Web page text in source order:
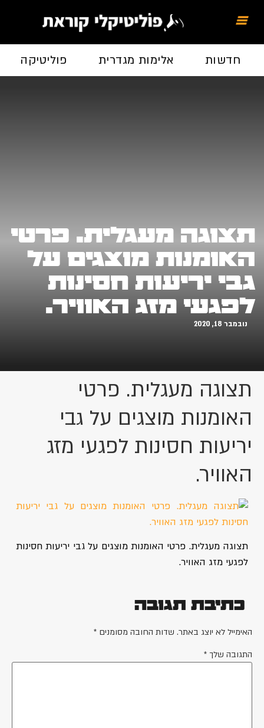
חדשות אלימות מגדרית פוליטיקה
תצוגה מעגלית. פרטי
האומנות מוצגים על
גבי יריעות חסינות
לפגעי מזג האוויר.
נובמבר 18, 2020
תצוגה מעגלית. פרטי
האומנות מוצגים על גבי
יריעות חסינות לפגעי מזג
האוויר.
תצוגה מעגלית. פרטי האומנות מוצגים על גבי יריעות חסינות
לפגעי מזג האוויר.
כתיבת תגובה
האימייל לא יוצג באתר. שדות החובה מסומנים *
התגובה שלך *